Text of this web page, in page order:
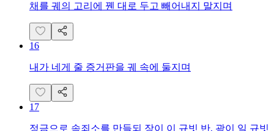
채를 궤의 고리에 꿴 대로 두고 빼어내지 말지며
16
내가 네게 줄 증거판을 궤 속에 둘지며
17
정금으로 속죄소를 만들되 장이 이 규빗 반, 광이 일 규빗